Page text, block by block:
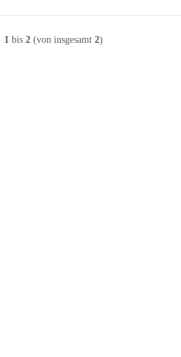
1bis 2(von insgesamt 2)